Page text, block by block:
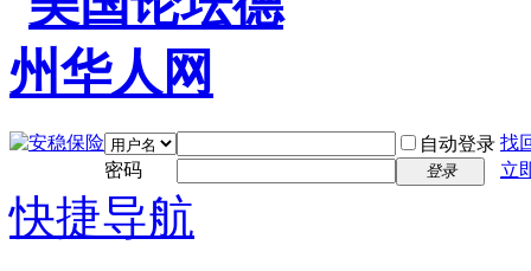
自动登录 找
密码
登录 立
快捷导航